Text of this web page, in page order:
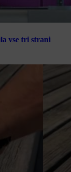
vse tri strani